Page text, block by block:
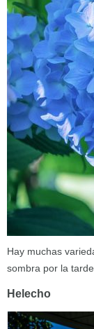
Hay muchas
sombra por la
Helecho